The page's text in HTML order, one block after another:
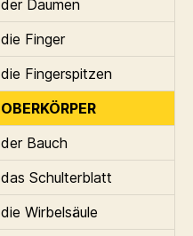
der Daumen
die Finger
die Fingerspitzen
OBERKÖRPER
der Bauch
das Schulterblatt
die Wirbelsäule